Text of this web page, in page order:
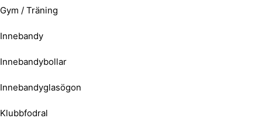
Gym / Träning
Innebandy
Innebandybollar
Innebandyglasögon
Klubbfodral